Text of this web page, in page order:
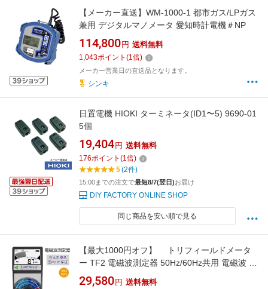
【メーカー直送】WM-1000-1 都市ガス/LPガス
兼用 デジタルマノメータ 愛知時計電機＃NP
114,800 円 送料無料
1,043ポイント (1倍)
メーカー営業日の直送品となります。
シンキ
日置電機 HIOKI ターミネータ(ID1〜5) 9690-01
5個
19,404 円 送料無料
176ポイント (1倍)
5(2件)
15:00までの注文で最短8/7(翌日)お届け
DIY FACTORY ONLINE SHOP
同じ商品を安い順で見る
【最大1000円オフ】 トリフィールドメータ
ー TF2 電磁波測定器 50Hz/60Hz共用 電磁波 電
磁場 ガウス 測定 計測 世界No.1ガウスメーター
29,580 円 送料無料